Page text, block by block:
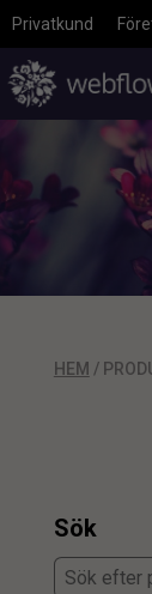
Privatkund
HEM /
Sök